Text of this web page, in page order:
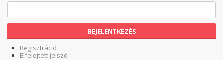
BEJELENTKEZÉS
Regisztráció
Elfelejtett jelszó